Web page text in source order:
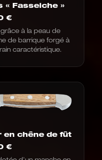
« Fasseiche »
€
à la peau de
de barrique forgé à
caractéristique.
en chêne de fût
€